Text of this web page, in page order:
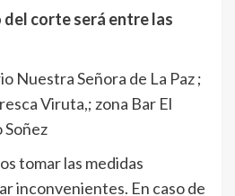
corte será entre las
Nuestra Señora de La Paz ;
Viruta,; zona Bar El
Soñez
tomar las medidas
inconvenientes. En caso de